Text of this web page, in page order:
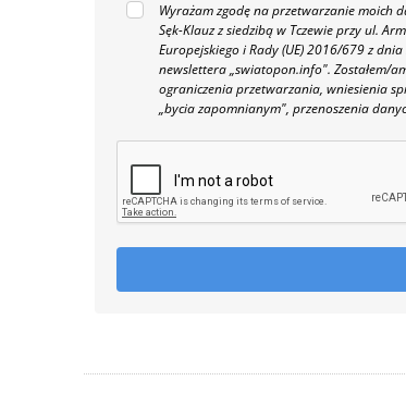
Wyrażam zgodę na przetwarzanie moich
Sęk-Klauz z siedzibą w Tczewie przy ul.
Europejskiego i Rady (UE) 2016/679 z
newslettera „swiatopon.info". Zostałem/
ograniczenia przetwarzania, wniesienia
„bycia zapomnianym", przenoszenia